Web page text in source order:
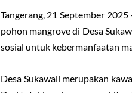
Tangerang, 21 September
pohon mangrove di Desa
sosial untuk kebermanfaatan
Desa Sukawali merupakan